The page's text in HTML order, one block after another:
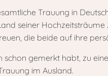
Trauung in
seiner Hochzeitsträume
die beide auf ihre
schon gemerkt habt, zu
im Ausland.